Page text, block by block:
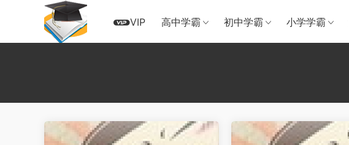
VIP 高中学霸 初中学霸 小学学霸